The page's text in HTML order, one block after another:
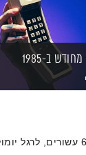
ב-1985